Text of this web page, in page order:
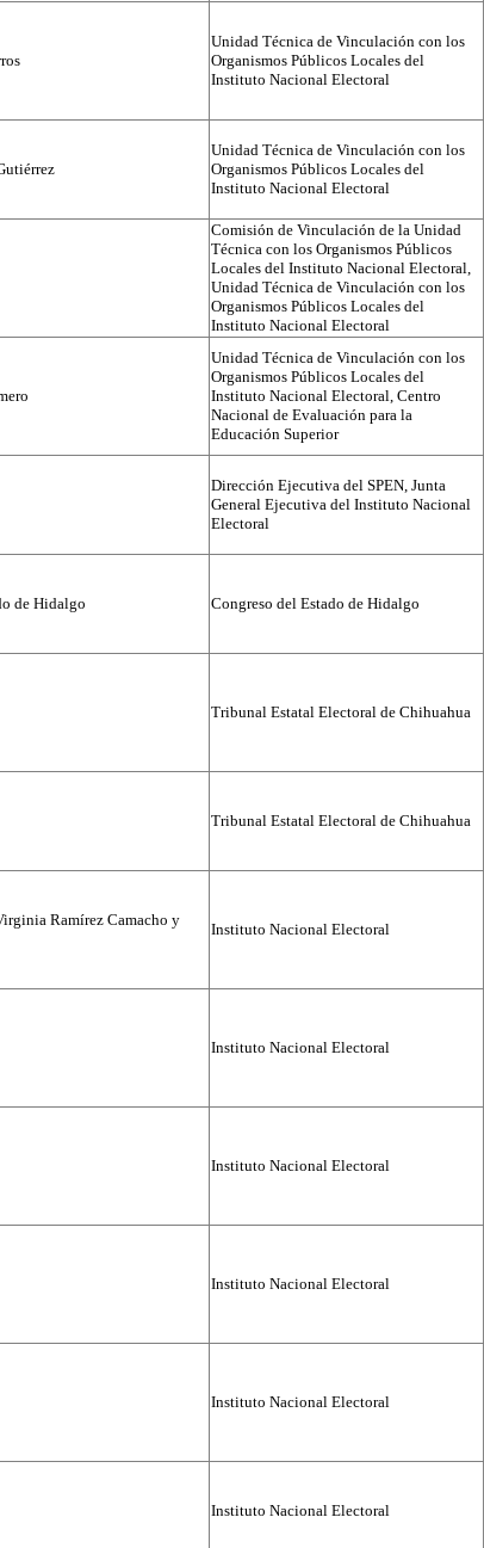
Unidad Técnica de Vinculación con los
Organismos Públicos Locales del
Instituto Nacional Electoral
Unidad Técnica de Vinculación con los
Organismos Públicos Locales del
Instituto Nacional Electoral
Comisión de Vinculación de la Unidad
Técnica con los Organismos Públicos
Locales del Instituto Nacional Electoral,
Unidad Técnica de Vinculación con los
Organismos Públicos Locales del
Instituto Nacional Electoral
Unidad Técnica de Vinculación con los
Organismos Públicos Locales del
Instituto Nacional Electoral, Centro
Nacional de Evaluación para la
Educación Superior
Dirección Ejecutiva del SPEN, Junta
General Ejecutiva del Instituto Nacional
Electoral
de Hidalgo Congreso del Estado de Hidalgo
Tribunal Estatal Electoral de Chihuahua
Tribunal Estatal Electoral de Chihuahua
Ramírez Camacho y
Instituto Nacional Electoral
Instituto Nacional Electoral
Instituto Nacional Electoral
Instituto Nacional Electoral
Instituto Nacional Electoral
Instituto Nacional Electoral